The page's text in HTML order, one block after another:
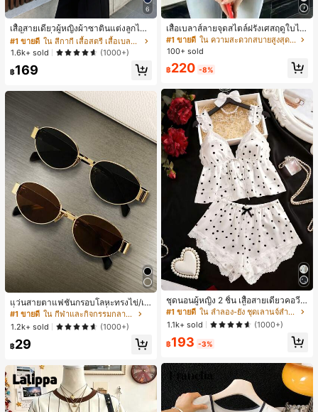
6
เสื้อสายเดี่ยวผู้หญิงผ้าซาตินแต่งลูกไม้
- เสื้อสายเดี่ยวฤดูร้อนสีคากีมีรอยผ่าด้า
นข้างที่น่าดึงดูดแบบสบายๆ
#1 ขายดี
ใน สีกากี เสื้อสตรี เสื้อเบลาส์ & Tee
ลูกค้ากลับมาซื้อซ้ำ!
#1 ขายดี
ลูกค้ากลับมาซื้อซ้ำ!
#1 ขายดี
ลูกค้ากลับมาซื้อซ้ำ!
#1 ขายดี
ใน สีกากี เสื้อสตรี เสื้อเบลาส์ & Tee
ลูกค้ากลับมาซื้อซ้ำ!
1.6k+ sold (1000+)
฿169
แว่นสายตาแฟชั่นกรอบโลหะทรงไข่/เห
ลี่ยมสำหรับผู้หญิง (กรอบครึ่ง), เหมาะ
สำหรับใส่ในชีวิตประจำวันและกิจกรรม
กลางแจ้ง
#1 ขายดี
ใน กีฬาและกิจกรรมกลางแจ้ง
1.2k+ sold
(1000+)
฿29
เสื้อเบลาส์ลายจุดสไตล์ฝรั่งเศสฤดูใบไม้
ร่วง, ทรงเข้ารูป, แขนยาวคอวี, สไตล์ให
ม่ฤดูใบไม้ผลิ, ป้องกันแสงแดด, ใส่ไป
#1 ขายดี
ใน ความสะดวกสบายสูงสุด เสื้อสตรี เสื้อเบลาส์ & Tee
100+ sold
฿220 -8%
ชุดนอนผู้หญิง 2 ชิ้น เสื้อสายเดี่ยวคอวีลู
กไม้ พร้อมกางเกงขาสั้นแต่งลูกไม้ แต่ง
โบว์ที่เอว ชุดลำลองผู้หญิงนุ่มสบายน่ารั
ก สไตล์เอสเธติก
#1 ขายดี
ใน ลำลอง-ยัง ชุดเลานจ์สำหรับผู้หญิง
1.1k+ sold
(1000+)
฿193 -3%